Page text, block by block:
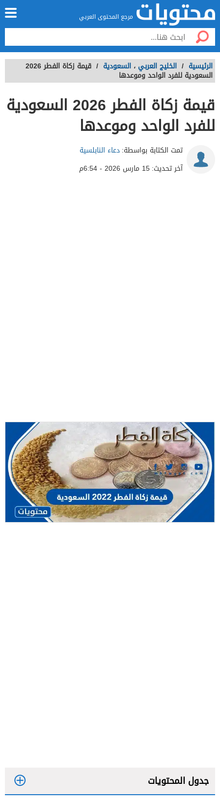
مرجع المحتوى العربي
الرئيسية / الخليج العربي ، السعودية / قيمة زكاة الفطر 2026
السعودية للفرد الواحد وموعدها
قيمة زكاة الفطر 2026 السعودية
للفرد الواحد وموعدها
تمت الكتابة بواسطة:دعاء النابلسية
آخر تحديث:15 مارس 2026 - 6:54م
جدول المحتويات